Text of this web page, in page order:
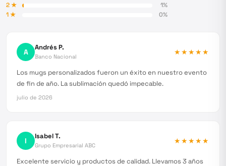
2★ 1%
1★ 0%
A Andrés P.
Banco Nacional
★★★★★
Los mugs personalizados fueron un éxito en nuestro evento
de fin de año. La sublimación quedó impecable.
julio de 2026
I Isabel T.
Grupo Empresarial ABC
★★★★★
Excelente servicio y productos de calidad. Llevamos 3 años